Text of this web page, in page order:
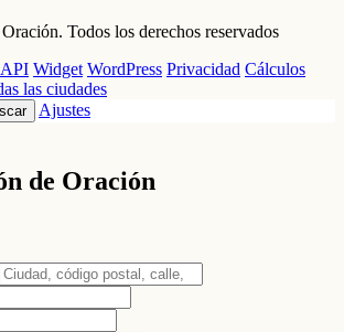
Todos los derechos reservados
API Widget WordPress Privacidad Cálculos
las ciudades
Ajustes
de Oración